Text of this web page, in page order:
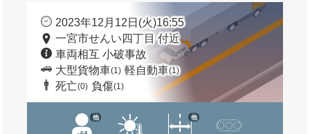
2023年12月12日(火)16:55
一宮市せんい四丁目 付近
車両相互 小破事故
大型貨物車(1) 軽自動車(1)
死亡(0) 負傷(1)
他 他